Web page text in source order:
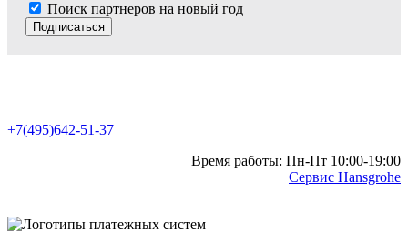
Поиск партнеров на новый год
Подписаться
+7(495)642-51-37
Время работы: Пн-Пт 10:00-19:00
Сервис Hansgrohe